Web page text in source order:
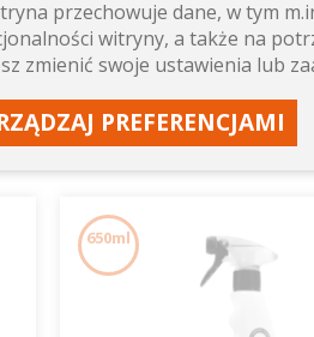
650ml
przechowuje dane, w tym
witryny, a także na
zmienić swoje ustawienia lub
PREFERENCJAMI